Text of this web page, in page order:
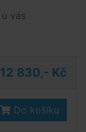
vás
12 830,- Kč
Do košíku